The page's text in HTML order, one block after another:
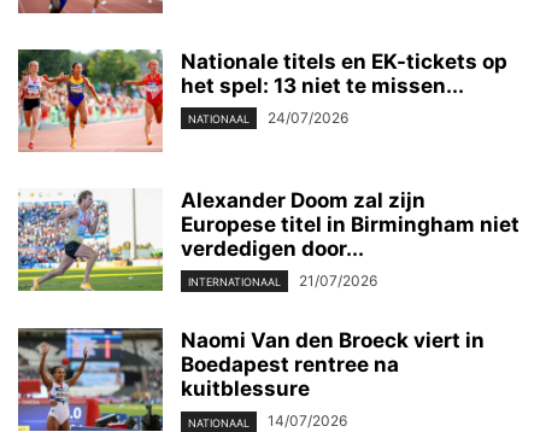
Nationale titels en EK-tickets op
het spel: 13 niet te missen...
NATIONAAL 24/07/2026
Alexander Doom zal zijn
Europese titel in Birmingham niet
verdedigen door...
INTERNATIONAAL 21/07/2026
Naomi Van den Broeck viert in
Boedapest rentree na
kuitblessure
NATIONAAL 14/07/2026